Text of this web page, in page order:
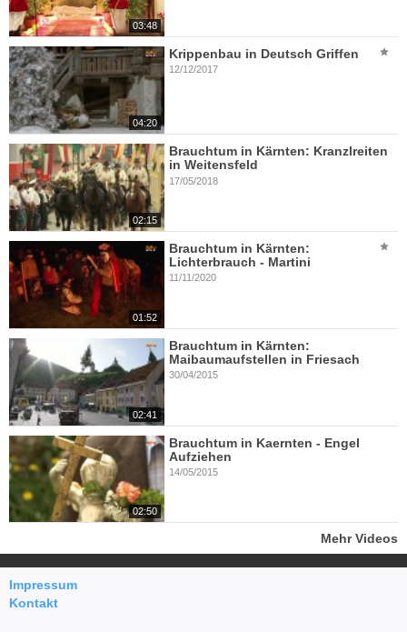
03:48
04:20
Krippenbau in Deutsch Griffen
12/12/2017
02:15
Brauchtum in Kärnten: Kranzlreiten
in Weitensfeld
17/05/2018
01:52
Brauchtum in Kärnten:
Lichterbrauch - Martini
11/11/2020
02:41
Brauchtum in Kärnten:
Maibaumaufstellen in Friesach
30/04/2015
02:50
Brauchtum in Kaernten - Engel
Aufziehen
14/05/2015
Mehr Videos
Impressum
Kontakt